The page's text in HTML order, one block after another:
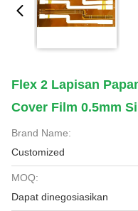
Flex 2 Lapisan
Cover Film 0.5mm
Brand Name:
Customized
MOQ:
Dapat dinegosiasikan